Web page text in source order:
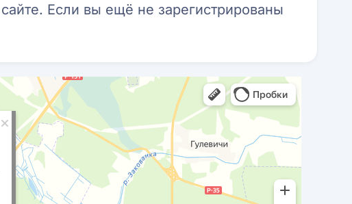
сайте. Если вы ещё не зарегистрированы